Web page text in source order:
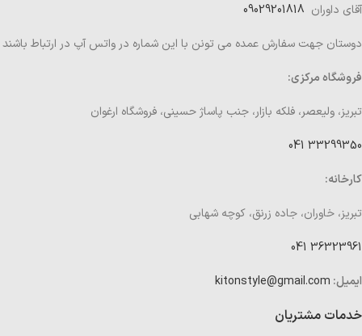
آقای داوران
دوستان جهت سفارش عمده می تونن با این شماره در واتس آپ در ارتباط باشند
فروشگاه مرکزی:
تبریز، ولیعصر، فلکه بازار، جنب پاساژ حسینی، فروشگاه ارغوان
33299350 041
کارخانه:
تبریز، خاوران، جاده زرنق، کوچه شهابی
36323961 041
ایمیل: kitonstyle@gmail.com
خدمات مشتریان